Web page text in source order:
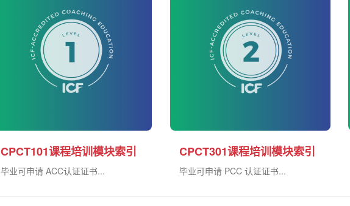
CPCT101课程培训模块索引
毕业可申请 ACC认证证书...
CPCT301课程培训模块索引
毕业可申请 PCC 认证证书...